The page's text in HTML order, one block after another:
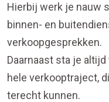
Hierbij werk je nauw
binnen- en
verkoopgesprekken.
Daarnaast sta je
hele verkooptraject,
terecht kunnen.